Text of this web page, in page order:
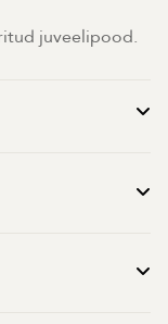
juveelipood.